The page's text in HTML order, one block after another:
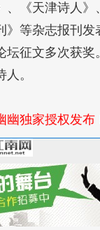
、《天津诗人》
》等杂志报刊发
坛征文多次获奖
。
幽独家授权发布